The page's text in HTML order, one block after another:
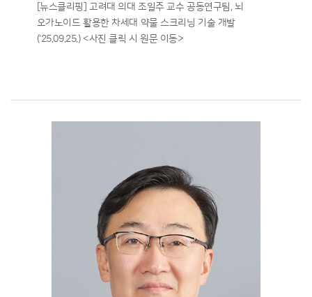
[뉴스클리핑] 고려대 의대 조일주 교수 공동연구팀, 뇌
오가노이드 활용한 차세대 약물 스크리닝 기술 개발
('25.09.25.) <사진 클릭 시 원문 이동>